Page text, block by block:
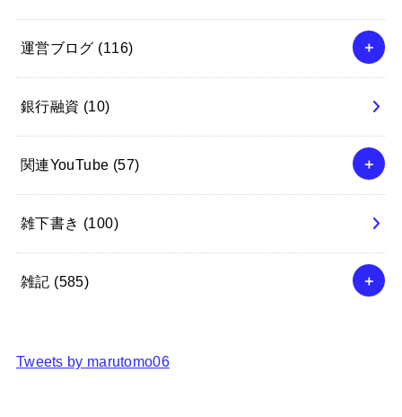
運営ブログ (116)
銀行融資 (10)
関連YouTube (57)
雑下書き (100)
雑記 (585)
Tweets by marutomo06